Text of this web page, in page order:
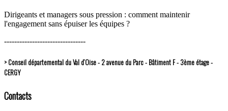
Dirigeants et managers sous pression : comment maintenir
l'engagement sans épuiser les équipes ?
--------------------------------
> Conseil départemental du Val d’Oise - 2 avenue du Parc - Bâtiment F - 3ème étage -
CERGY
Contacts